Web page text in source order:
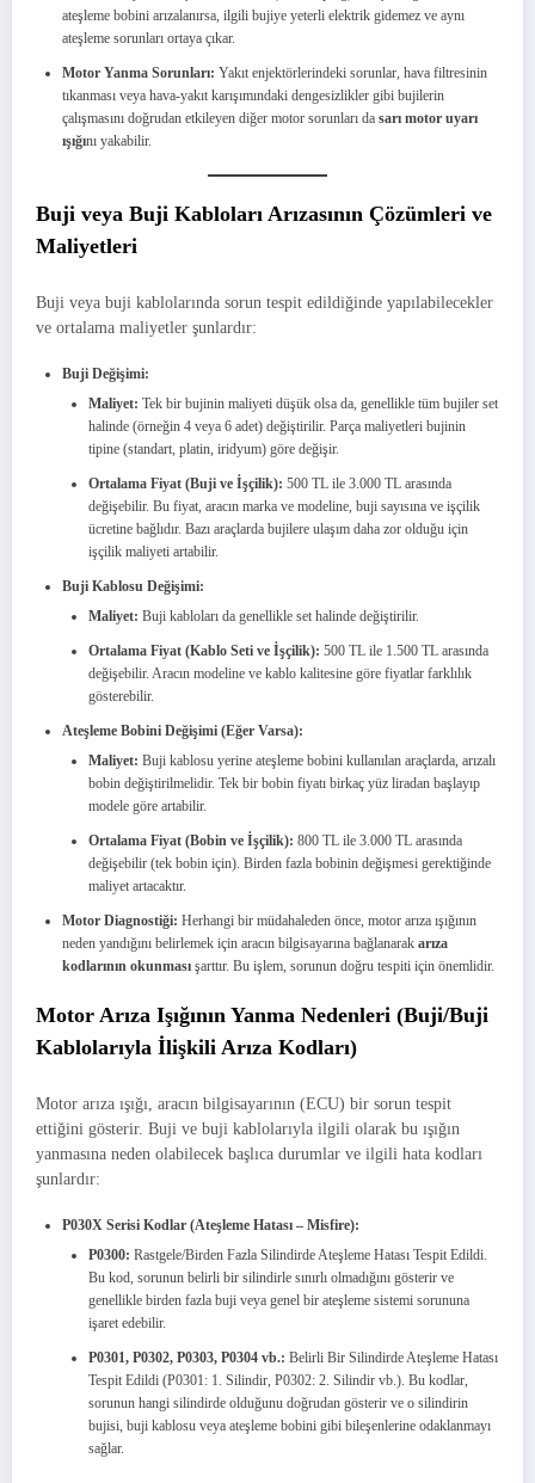
ateşleme bobini arızalanırsa, ilgili bujiye yeterli elektrik gidemez ve aynı
ateşleme sorunları ortaya çıkar.
Motor Yanma Sorunları: Yakıt enjektörlerindeki sorunlar, hava filtresinin
tıkanması veya hava-yakıt karışımındaki dengesizlikler gibi bujilerin
çalışmasını doğrudan etkileyen diğer motor sorunları da sarı motor uyarı
ışığını yakabilir.
Buji veya Buji Kabloları Arızasının Çözümleri ve
Maliyetleri
Buji veya buji kablolarında sorun tespit edildiğinde yapılabilecekler
ve ortalama maliyetler şunlardır:
Buji Değişimi:
Maliyet: Tek bir bujinin maliyeti düşük olsa da, genellikle tüm bujiler set
halinde (örneğin 4 veya 6 adet) değiştirilir. Parça maliyetleri bujinin
tipine (standart, platin, iridyum) göre değişir.
Ortalama Fiyat (Buji ve İşçilik): 500 TL ile 3.000 TL arasında
değişebilir. Bu fiyat, aracın marka ve modeline, buji sayısına ve işçilik
ücretine bağlıdır. Bazı araçlarda bujilere ulaşım daha zor olduğu için
işçilik maliyeti artabilir.
Buji Kablosu Değişimi:
Maliyet: Buji kabloları da genellikle set halinde değiştirilir.
Ortalama Fiyat (Kablo Seti ve İşçilik): 500 TL ile 1.500 TL arasında
değişebilir. Aracın modeline ve kablo kalitesine göre fiyatlar farklılık
gösterebilir.
Ateşleme Bobini Değişimi (Eğer Varsa):
Maliyet: Buji kablosu yerine ateşleme bobini kullanılan araçlarda, arızalı
bobin değiştirilmelidir. Tek bir bobin fiyatı birkaç yüz liradan başlayıp
modele göre artabilir.
Ortalama Fiyat (Bobin ve İşçilik): 800 TL ile 3.000 TL arasında
değişebilir (tek bobin için). Birden fazla bobinin değişmesi gerektiğinde
maliyet artacaktır.
Motor Diagnostiği: Herhangi bir müdahaleden önce, motor arıza ışığının
neden yandığını belirlemek için aracın bilgisayarına bağlanarak arıza
kodlarının okunması şarttır. Bu işlem, sorunun doğru tespiti için önemlidir.
Motor Arıza Işığının Yanma Nedenleri (Buji/Buji
Kablolarıyla İlişkili Arıza Kodları)
Motor arıza ışığı, aracın bilgisayarının (ECU) bir sorun tespit
ettiğini gösterir. Buji ve buji kablolarıyla ilgili olarak bu ışığın
yanmasına neden olabilecek başlıca durumlar ve ilgili hata kodları
şunlardır:
P030X Serisi Kodlar (Ateşleme Hatası – Misfire):
P0300: Rastgele/Birden Fazla Silindirde Ateşleme Hatası Tespit Edildi.
Bu kod, sorunun belirli bir silindirle sınırlı olmadığını gösterir ve
genellikle birden fazla buji veya genel bir ateşleme sistemi sorununa
işaret edebilir.
P0301, P0302, P0303, P0304 vb.: Belirli Bir Silindirde Ateşleme Hatası
Tespit Edildi (P0301: 1. Silindir, P0302: 2. Silindir vb.). Bu kodlar,
sorunun hangi silindirde olduğunu doğrudan gösterir ve o silindirin
bujisi, buji kablosu veya ateşleme bobini gibi bileşenlerine odaklanmayı
sağlar.